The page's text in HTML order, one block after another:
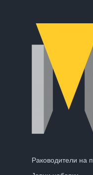
Раководители на